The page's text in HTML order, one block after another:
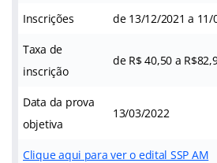
Inscrições de 13/12/2021 a 11/
Taxa de
inscrição
de R$ 40,50 a
Data da prova
objetiva
13/03/2022
Clique aqui para ver o edital SSP AM